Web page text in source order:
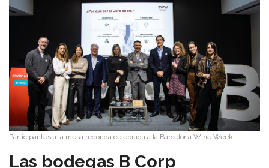
Participantes a la mesa redonda celebrada a la Barcelona Wine Week
Las bodegas B Corp